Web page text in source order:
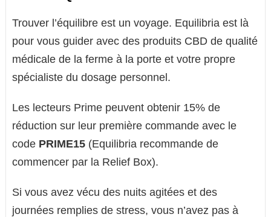
Trouver l’équilibre est un voyage. Equilibria est là
pour vous guider avec des produits CBD de qualité
médicale de la ferme à la porte et votre propre
spécialiste du dosage personnel.
Les lecteurs Prime peuvent obtenir 15% de
réduction sur leur première commande avec le
code PRIME15 (Equilibria recommande de
commencer par la Relief Box).
Si vous avez vécu des nuits agitées et des
journées remplies de stress, vous n’avez pas à